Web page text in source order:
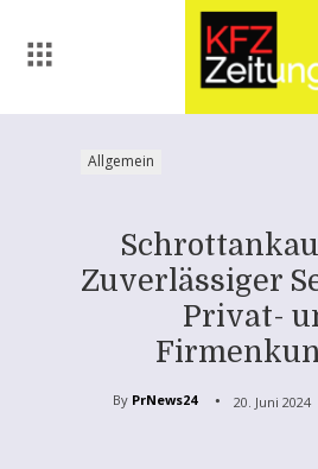
Allgemein
Zuverlässiger
Privat-
By PrNews24 20. Juni 2024